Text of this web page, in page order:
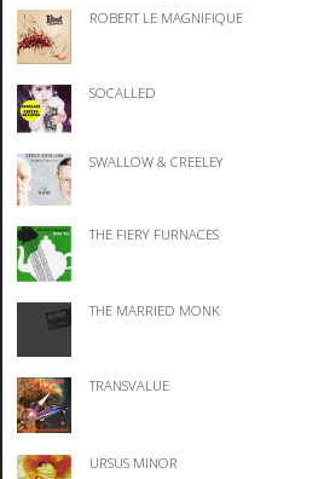
ROBERT LE MAGNIFIQUE
SOCALLED
SWALLOW & CREELEY
THE FIERY FURNACES
THE MARRIED MONK
TRANSVALUE
URSUS MINOR